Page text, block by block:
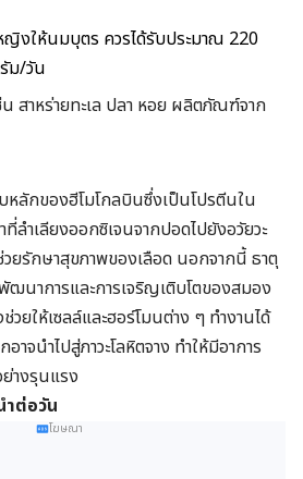
งให้นมบุตร ควรได้รับประมาณ 220
ม/วัน
น สาหร่ายทะเล ปลา หอย ผลิตภัณฑ์จาก
หลักของฮีโมโกลบินซึ่งเป็นโปรตีนใน
ลำเลียงออกซิเจนจากปอดไปยังอวัยวะ
ยรักษาสุขภาพของเลือด นอกจากนี้ ธาตุ
นาการและการเจริญเติบโตของสมอง
วยให้เซลล์และฮอร์โมนต่าง ๆ ทำงานได้
าจนำไปสู่ภาวะโลหิตจาง ทำให้มีอาการ
างรุนแรง
ำต่อวัน
โฆษณา